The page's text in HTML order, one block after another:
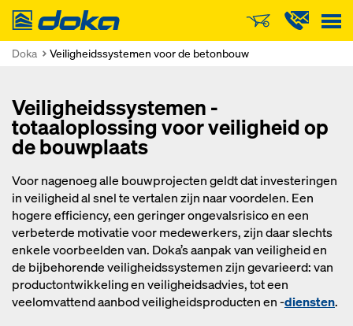
Doka
Doka Veiligheidssystemen voor de betonbouw
Veiligheidssystemen -
totaaloplossing voor veiligheid op
de bouwplaats
Voor nagenoeg alle bouwprojecten geldt dat investeringen
in veiligheid al snel te vertalen zijn naar voordelen. Een
hogere efficiency, een geringer ongevalsrisico en een
verbeterde motivatie voor medewerkers, zijn daar slechts
enkele voorbeelden van. Doka’s aanpak van veiligheid en
de bijbehorende veiligheidssystemen zijn gevarieerd: van
productontwikkeling en veiligheidsadvies, tot een
veelomvattend aanbod veiligheidsproducten en -diensten.